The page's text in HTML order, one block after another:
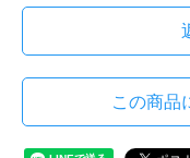
この商品